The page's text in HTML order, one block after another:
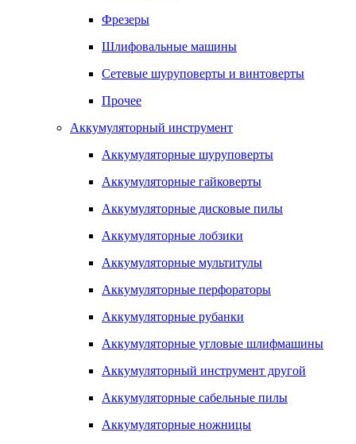
Фрезеры
Шлифовальные машины
Сетевые шуруповерты и винтоверты
Прочее
Аккумуляторный инструмент
Аккумуляторные шуруповерты
Аккумуляторные гайковерты
Аккумуляторные дисковые пилы
Аккумуляторные лобзики
Аккумуляторные мультитулы
Аккумуляторные перфораторы
Аккумуляторные рубанки
Аккумуляторные угловые шлифмашины
Аккумуляторный инструмент другой
Аккумуляторные сабельные пилы
Аккумуляторные ножницы